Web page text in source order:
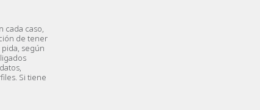
cada caso,
de tener
según
Si tiene